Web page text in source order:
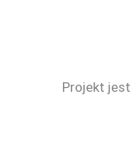
Projekt jest